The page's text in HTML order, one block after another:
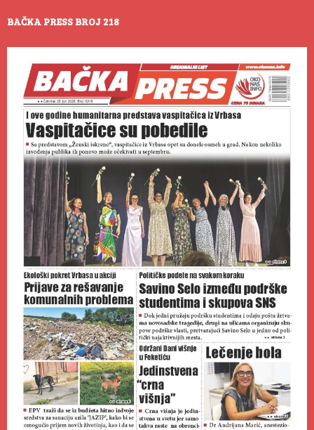
BAČKA PRESS BROJ 218